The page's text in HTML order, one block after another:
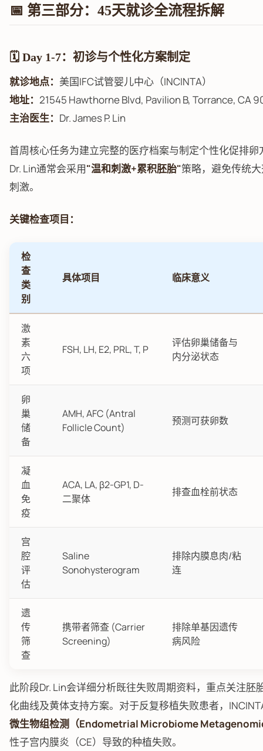
📅 第三部分：45天就诊全流程拆解
🗓️ Day 1-7：初诊与个性化方案制定
就诊地点： 美国IFC试管婴儿中心（INCINTA）
地址： 21545 Hawthorne Blvd, Pavilion B, Torrance, CA
主治医生： Dr. James P. Lin
首周核心任务为建立完整的医疗档案与制定个性化促排
Dr. Lin通常会采用"温和刺激+累积胚胎"策略，避免传统
刺激。
关键检查项目：
检
查
类
别
具体项目 临床意义
激
素
六
项
FSH, LH, E2, PRL, T, P
评估卵巢储备与
内分泌状态
卵
巢
储
备
AMH, AFC (Antral
Follicle Count)
预测可获卵数
凝
血
免
疫
ACA, LA, β2-GP1, D-
二聚体
排查血栓前状态
宫
腔
评
估
Saline
Sonohysterogram
排除内膜息肉/粘
连
遗
传
筛
查
携带者筛查 (Carrier
Screening)
排除单基因遗传
病风险
此阶段Dr. Lin会详细分析既往失败周期资料，重点关注胚
化曲线及黄体支持方案。对于反复移植失败患者，
微生物组检测（Endometrial Microbiome
性子宫内膜炎（CE）导致的种植失败。